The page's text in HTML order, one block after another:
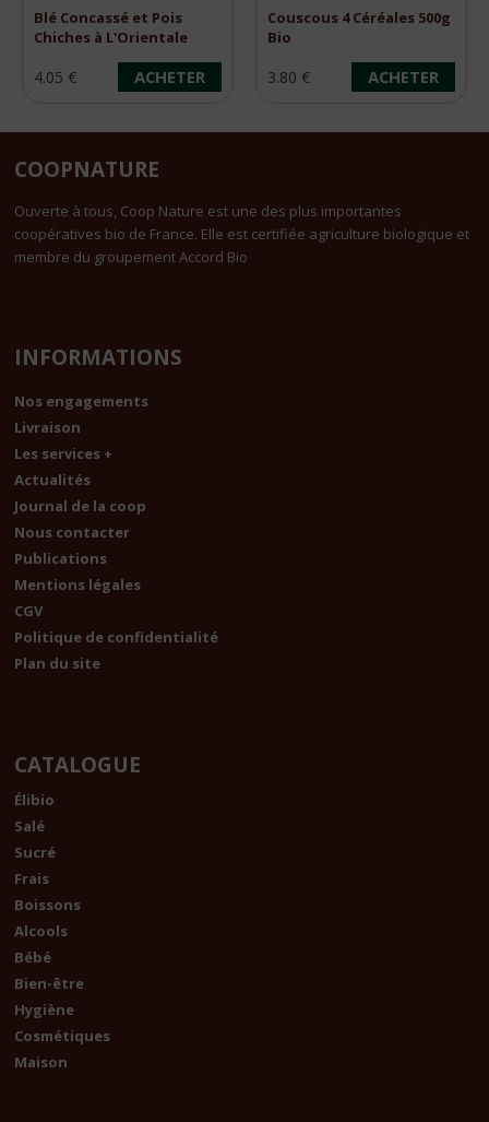
Blé Concassé et Pois
Chiches à L'Orientale
4.05 € ACHETER
Couscous 4 Céréales 500g
Bio
3.80 € ACHETER
COOPNATURE
Ouverte à tous, Coop Nature est une des plus importantes
coopératives bio de France. Elle est certifiée agriculture biologique et
membre du groupement Accord Bio
INFORMATIONS
Nos engagements
Livraison
Les services +
Actualités
Journal de la coop
Nous contacter
Publications
Mentions légales
CGV
Politique de confidentialité
Plan du site
CATALOGUE
Élibio
Salé
Sucré
Frais
Boissons
Alcools
Bébé
Bien-être
Hygiène
Cosmétiques
Maison